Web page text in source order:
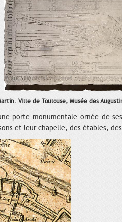
Ville de Toulouse, Musée des
porte monumentale ornée de
et leur chapelle, des étables,